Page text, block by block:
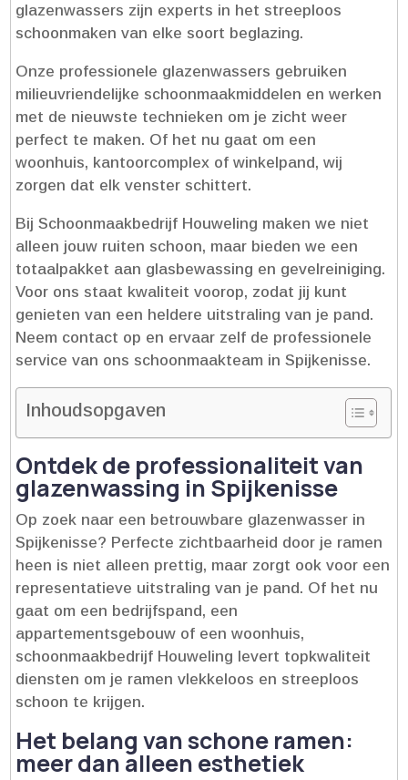
glazenwassers zijn experts in het streeploos
schoonmaken van elke soort beglazing.​
Onze professionele glazenwassers gebruiken
milieuvriendelijke schoonmaakmiddelen en werken
met de nieuwste technieken om je zicht weer
perfect te maken.​ Of het nu gaat om een
woonhuis, kantoorcomplex of winkelpand, wij
zorgen dat elk venster schittert.​
Bij Schoonmaakbedrijf Houweling maken we niet
alleen jouw ruiten schoon, maar bieden we een
totaalpakket aan glasbewassing en gevelreiniging.​
Voor ons staat kwaliteit voorop, zodat jij kunt
genieten van een heldere uitstraling van je pand.​
Neem contact op en ervaar zelf de professionele
service van ons schoonmaakteam in Spijkenisse.​
Inhoudsopgaven
Ontdek de professionaliteit van
glazenwassing in Spijkenisse
Op zoek naar een betrouwbare glazenwasser in
Spijkenisse? Perfecte zichtbaarheid door je ramen
heen is niet alleen prettig, maar zorgt ook voor een
representatieve uitstraling van je pand.​ Of het nu
gaat om een bedrijfspand, een
appartementsgebouw of een woonhuis,
schoonmaakbedrijf Houweling levert topkwaliteit
diensten om je ramen vlekkeloos en streeploos
schoon te krijgen.​
Het belang van schone ramen:
meer dan alleen esthetiek